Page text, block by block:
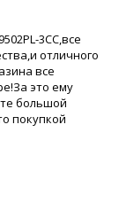
3CC,все
отличного
все
это ему
большой
покупкой